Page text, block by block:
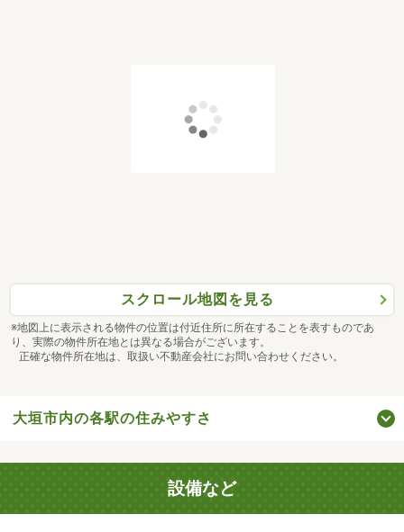
スクロール地図を見る
※地図上に表示される物件の位置は付近住所に所在することを表すものであ
り、実際の物件所在地とは異なる場合がございます。
正確な物件所在地は、取扱い不動産会社にお問い合わせください。
大垣市内の各駅の住みやすさ
設備など